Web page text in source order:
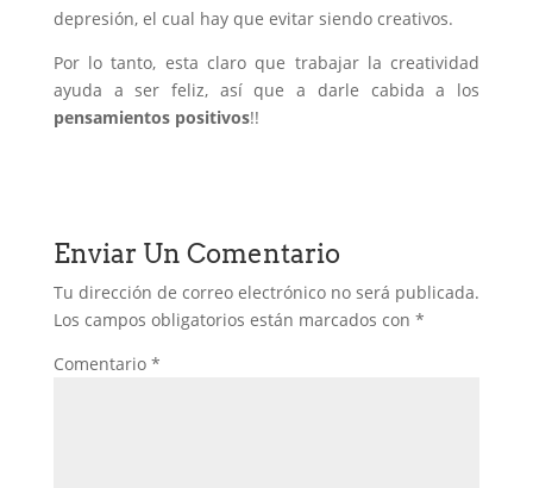
depresión, el cual hay que evitar siendo creativos.
Por lo tanto, esta claro que trabajar la creatividad
ayuda a ser feliz, así que a darle cabida a los
pensamientos positivos!!
Enviar Un Comentario
Tu dirección de correo electrónico no será publicada.
Los campos obligatorios están marcados con *
Comentario *